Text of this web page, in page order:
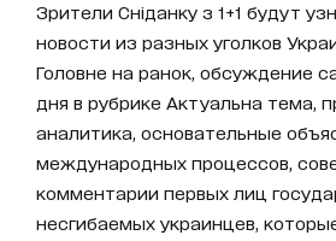
Зрители Сніданку з 1+1 будут
новости из разных уголков
Головне на ранок, обсуждение
дня в рубрике Актуальна тема,
аналитика, основательные
международных процессов,
комментарии первых лиц
несгибаемых украинцев,